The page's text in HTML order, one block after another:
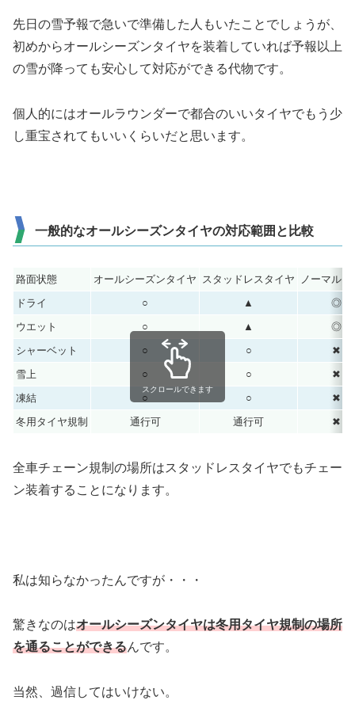
先日の雪予報で急いで準備した人もいたことでしょうが、
初めからオールシーズンタイヤを装着していれば予報以上
の雪が降っても安心して対応ができる代物です。
個人的にはオールラウンダーで都合のいいタイヤでもう少
し重宝されてもいいくらいだと思います。
一般的なオールシーズンタイヤの対応範囲と比較
路面状態 オールシーズンタイヤ スタッドレスタイヤ
ノーマルタ
ドライ
○ ▲
◎
ウエット
○ ▲
◎
シャーベット
○ ○
✖︎
雪上
○ ○
✖︎
凍結
○ ○
✖︎
冬用タイヤ規制
通行可 通行可 ✖︎
スクロールできます
全車チェーン規制の場所はスタッドレスタイヤでもチェー
ン装着することになります。
私は知らなかったんですが・・・
驚きなのはオールシーズンタイヤは冬用タイヤ規制の場所
を通ることができるんです。
当然、過信してはいけない。